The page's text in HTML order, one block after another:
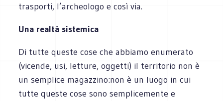
trasporti, l’archeologo e così via.
Una realtà sistemica
Di tutte queste cose che abbiamo enumerato
(vicende, usi, letture, oggetti) il territorio non è
un semplice magazzino:non è un luogo in cui
tutte queste cose sono semplicemente e